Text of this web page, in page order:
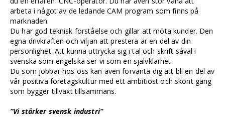
arbeta i något av de ledande CAM program som finns på
marknaden.
Du har god teknisk förståelse och gillar att möta kunder. Den
egna drivkraften och viljan att prestera är en del av din
personlighet. Att kunna uttrycka sig i tal och skrift såväl i
svenska som engelska ser vi som en självklarhet.
Du som jobbar hos oss kan även förvänta dig att bli en del av
vår positiva företagskultur med ett ambitiöst och skönt gäng
som bygger tillväxt tillsammans.
”Vi stärker svensk industri”